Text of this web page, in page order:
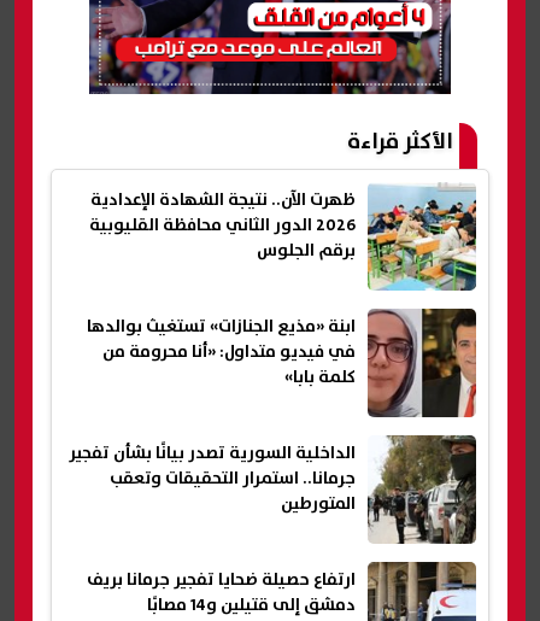
الأكثر قراءة
ظهرت الآن.. نتيجة الشهادة الإعدادية
2026 الدور الثاني محافظة القليوبية
برقم الجلوس
ابنة «مذيع الجنازات» تستغيث بوالدها
في فيديو متداول: «أنا محرومة من
كلمة بابا»
الداخلية السورية تصدر بيانًا بشأن تفجير
جرمانا.. استمرار التحقيقات وتعقب
المتورطين
ارتفاع حصيلة ضحايا تفجير جرمانا بريف
دمشق إلى قتيلين و14 مصابًا